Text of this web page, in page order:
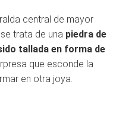
central de mayor
trata de una piedra de
tallada en forma de
que esconde la
en otra joya.